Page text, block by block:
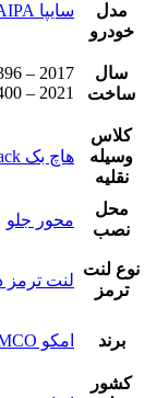
مدل
خودرو
سایپا SAIPA
سال
ساخت
2021 – 1400, 2022 – 1401, 2023 – 1402, 2024 – 1403
کلاس
وسیله
نقلیه
هاچ بک Hatchback
محل
نصب
محور جلو
نوع لنت
ترمز
لنت
برند امکو IREMCO
کشور